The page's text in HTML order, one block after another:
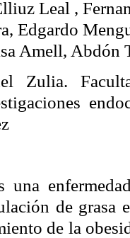
Leal ,
Edgardo
Amell, Abdón
Zulia.
una
de
de la